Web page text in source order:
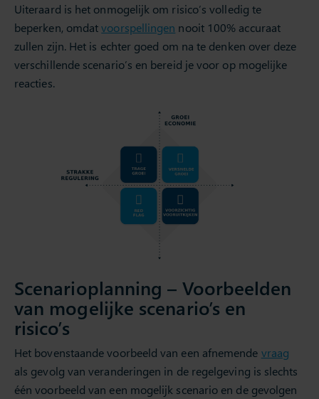
Uiteraard is het onmogelijk om risico’s volledig te
beperken, omdatvoorspellingen nooit 100% accuraat
zullen zijn. Het is echter goed om na te denken over deze
verschillende scenario’s en bereid je voor op mogelijke
reacties.
Scenarioplanning – Voorbeelden
van mogelijke scenario’s en
risico’s
Het bovenstaande voorbeeld van een afnemende vraag
als gevolg van veranderingen in de regelgeving is slechts
één voorbeeld van een mogelijk scenario en de gevolgen